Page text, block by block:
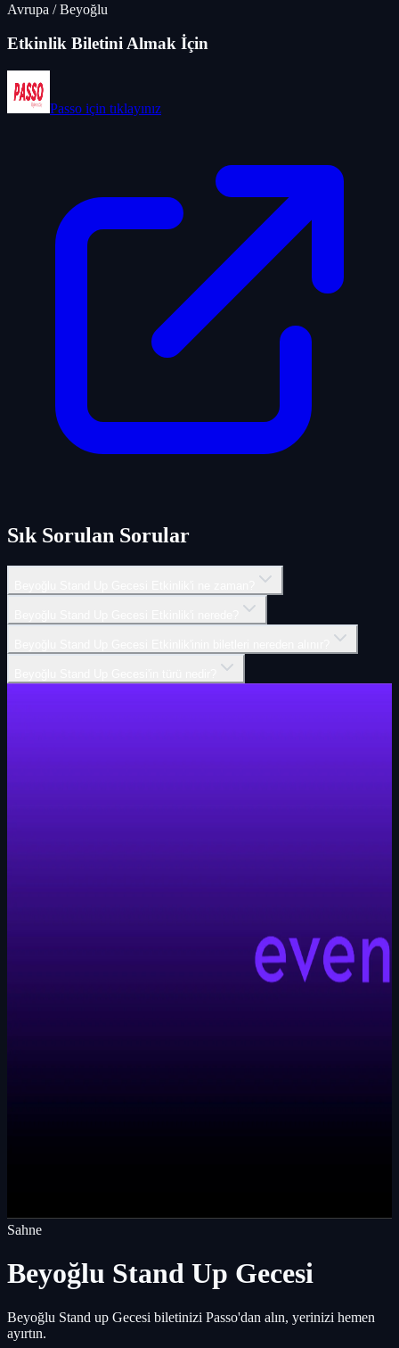
Avrupa /Beyoğlu
Etkinlik Biletini Almak İçin
Passo için tıklayınız
Sık Sorulan Sorular
Sahne
Beyoğlu Stand Up Gecesi
Beyoğlu Stand up Gecesi biletinizi Passo'dan alın, yerinizi hemen
ayırtın.